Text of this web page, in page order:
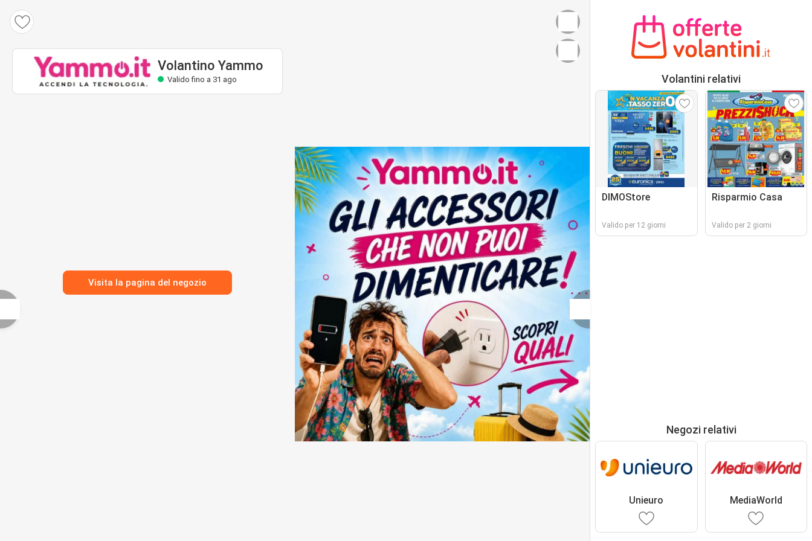
Volantino Yammo
Valido fino a 31 ago
Visita la pagina del negozio
Volantini relativi
DIMOStore
Valido per 12 giorni
Risparmio Casa
Valido per 2 giorni
Negozi relativi
Unieuro MediaWorld